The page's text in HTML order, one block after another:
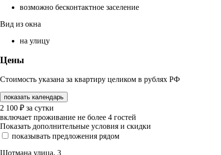
возможно бесконтактное заселение
Вид из окна
на улицу
Цены
Стоимость указана за квартиру целиком в рублях РФ
показать календарь
2 100 ₽ за сутки
включает проживание не более 4 гостей
Показать дополнительные условия и скидки
показывать предложения рядом
Шотмана улица, 3